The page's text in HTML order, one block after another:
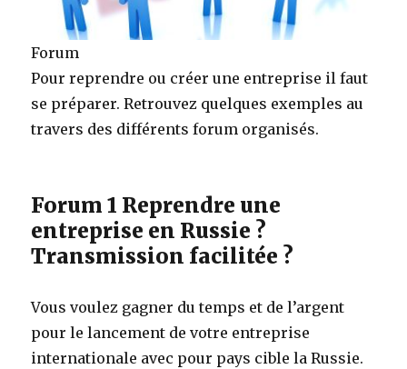
Forum
Pour reprendre ou créer une entreprise il faut
se préparer. Retrouvez quelques exemples au
travers des différents forum organisés.
Forum 1 Reprendre une
entreprise en Russie ?
Transmission facilitée ?
Vous voulez gagner du temps et de l’argent
pour le lancement de votre entreprise
internationale avec pour pays cible la Russie.